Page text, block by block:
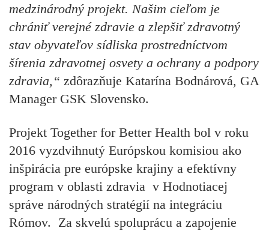
medzinárodný projekt. Našim cieľom je
chrániť verejné zdravie a zlepšiť zdravotný
stav obyvateľov sídliska prostredníctvom
šírenia zdravotnej osvety a ochrany a podpory
zdravia,“ zdôrazňuje Katarína Bodnárová, GA
Manager GSK Slovensko.
Projekt Together for Better Health bol v roku
2016 vyzdvihnutý Európskou komisiou ako
inšpirácia pre európske krajiny a efektívny
program v oblasti zdravia v Hodnotiacej
správe národných stratégií na integráciu
Rómov. Za skvelú spoluprácu a zapojenie